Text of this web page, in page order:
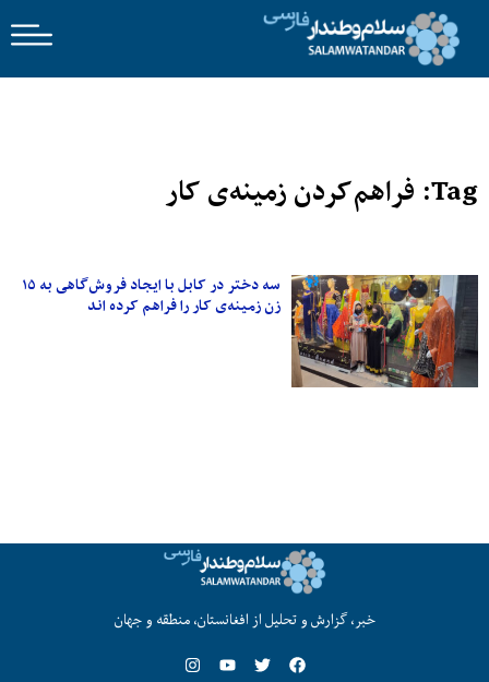
Tag: فراهم‌کردن زمینه‌ی کار
سه دختر در کابل با ایجاد فروش‌گاهی به ۱۵
زن زمینه‌ی کار را فراهم کرده اند
خبر، گزارش و تحلیل از افغانستان، منطقه و جهان